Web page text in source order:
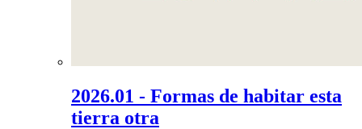
2026.01 - Formas de habitar esta
tierra otra